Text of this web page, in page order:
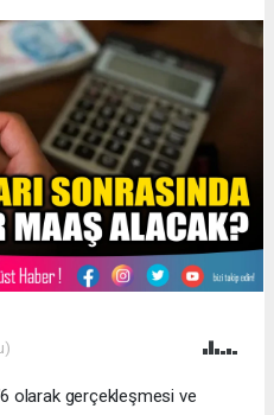
olarak gerçekleşmesi ve